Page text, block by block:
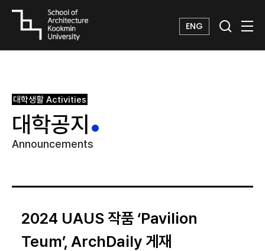
ENG
대학생활 Activities
대학공지
Announcements
2024 UAUS 작품 ‘Pavilion
Teum’, ArchDaily 게재